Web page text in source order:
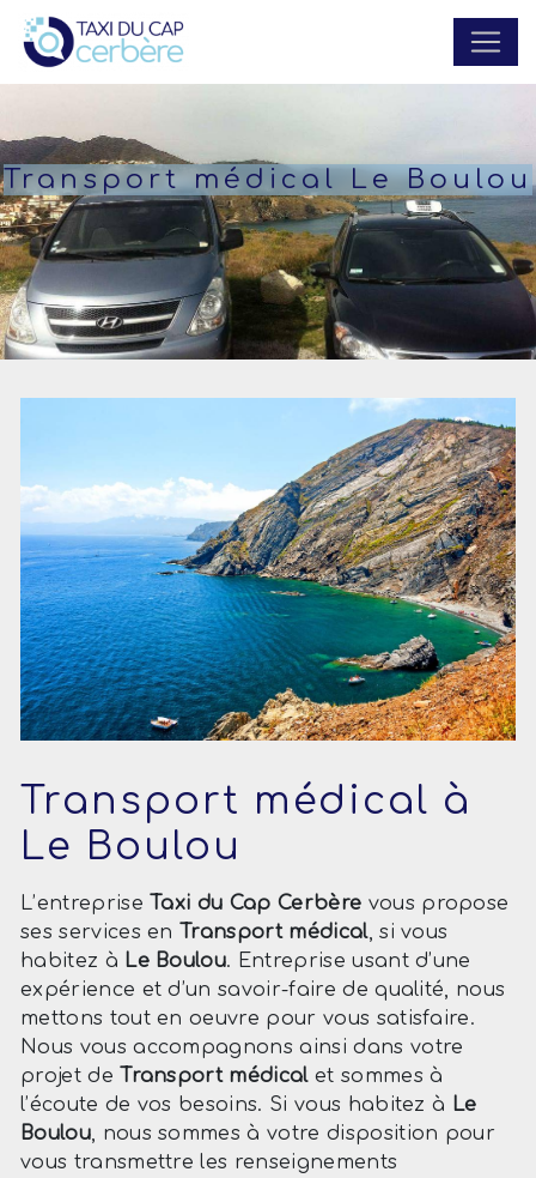
Transport médical Le Boulou
Transport médical à
Le Boulou
L’entreprise Taxi du Cap Cerbère vous propose
ses services en Transport médical, si vous
habitez à Le Boulou. Entreprise usant d’une
expérience et d’un savoir-faire de qualité, nous
mettons tout en oeuvre pour vous satisfaire.
Nous vous accompagnons ainsi dans votre
projet de Transport médicalet sommes à
l’écoute de vos besoins. Si vous habitez à Le
Boulou, nous sommes à votre disposition pour
vous transmettre les renseignements
Panneau de gestion des cookies